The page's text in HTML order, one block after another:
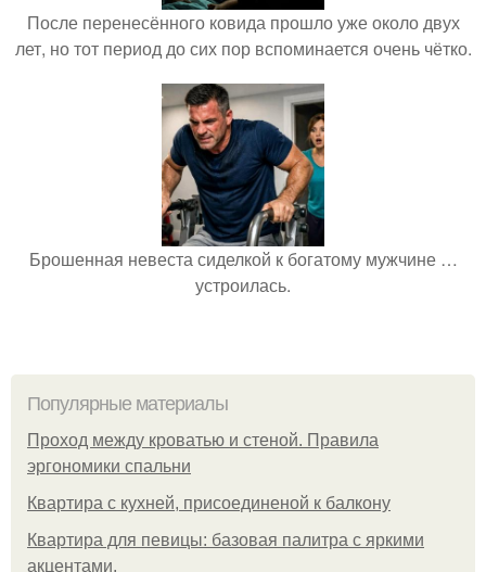
После перенесённого ковида прошло уже около двух
лет, но тот период до сих пор вспоминается очень чётко.
Брошенная невеста сиделкой к богатому мужчине …
устроилась.
Популярные материалы
Проход между кроватью и стеной. Правила
эргономики спальни
Квартира с кухней, присоединеной к балкону
Квартира для певицы: базовая палитра с яркими
акцентами.